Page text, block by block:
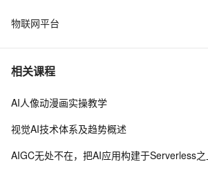
8 像改PPT一样去复用AIoT解决方案【IoT
9
10 流计算风云再起 - PostgreSQL携
物联网平台
相关课程
AI人像动漫画实操教学
视觉AI技术体系及趋势概述
AIGC无处不在，把AI应用构建于Serverless之